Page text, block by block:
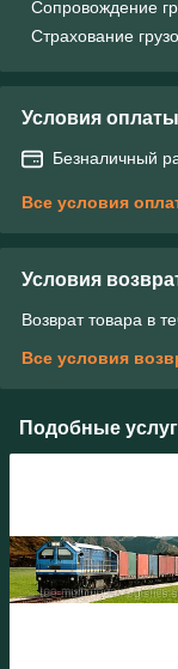
Сопровождение
Страхование
Условия оплаты
Безналичный
Все условия
Условия
Возврат товара в
Все условия
Подобные